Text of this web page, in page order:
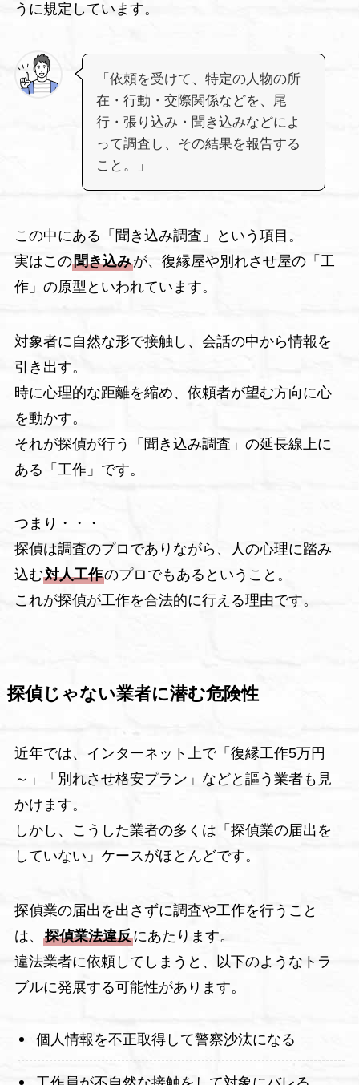
うに規定しています。
「依頼を受けて、特定の人物の所
在・行動・交際関係などを、尾
行・張り込み・聞き込みなどによ
って調査し、その結果を報告する
こと。」
この中にある「聞き込み調査」という項目。
実はこの聞き込みが、復縁屋や別れさせ屋の「工
作」の原型といわれています。
対象者に自然な形で接触し、会話の中から情報を
引き出す。
時に心理的な距離を縮め、依頼者が望む方向に心
を動かす。
それが探偵が行う「聞き込み調査」の延長線上に
ある「工作」です。
つまり・・・
探偵は調査のプロでありながら、人の心理に踏み
込む対人工作のプロでもあるということ。
これが探偵が工作を合法的に行える理由です。
探偵じゃない業者に潜む危険性
近年では、インターネット上で「復縁工作5万円
～」「別れさせ格安プラン」などと謳う業者も見
かけます。
しかし、こうした業者の多くは「探偵業の届出を
していない」ケースがほとんどです。
探偵業の届出を出さずに調査や工作を行うこと
は、 探偵業法違反にあたります。
違法業者に依頼してしまうと、以下のようなトラ
ブルに発展する可能性があります。
個人情報を不正取得して警察沙汰になる